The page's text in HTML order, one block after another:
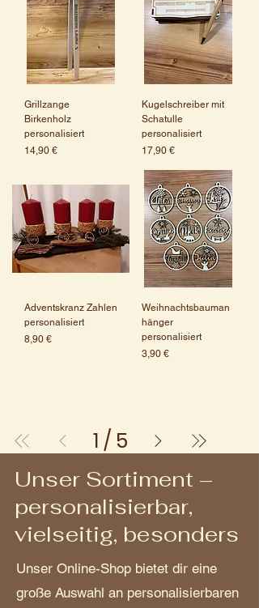
Grillzange
Birkenholz
personalisiert
Preis
14,90 €
Kugelschreiber mit
Schatulle
personalisiert
Preis
17,90 €
Adventskranz Zahlen
personalisiert
Preis
8,90 €
Weihnachtsbauman
hänger
personalisiert
Preis
3,90 €
1 / 5
Unser Sortiment –
personalisierbar,
vielseitig, besonders
Unser Online-Shop bietet dir eine
große Auswahl an personalisierbaren